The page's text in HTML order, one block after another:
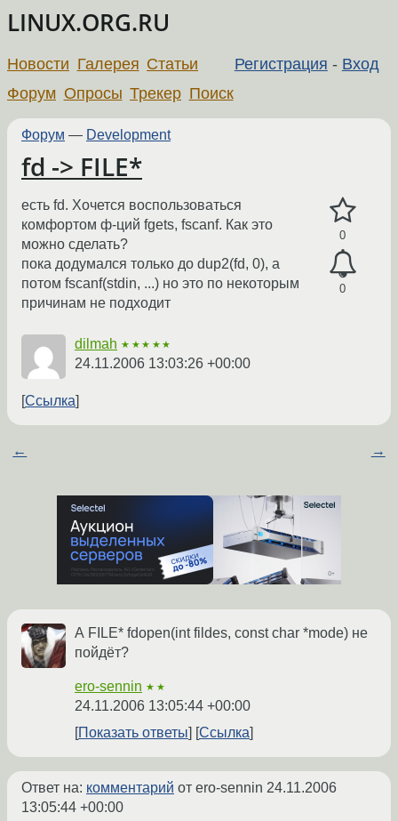
LINUX.ORG.RU
Регистрация - Вход
Новости Галерея Статьи
Форум Опросы Трекер Поиск
Форум — Development
fd -> FILE*
0
0
есть fd. Хочется воспользоваться
комфортом ф-ций fgets, fscanf. Как это
можно сделать?
пока додумался только до dup2(fd, 0), а
потом fscanf(stdin, ...) но это по некоторым
причинам не подходит
dilmah ★★★★★
24.11.2006 13:03:26 +00:00
Ссылка
← →
А FILE* fdopen(int fildes, const char *mode) не
пойдёт?
ero-sennin ★★
24.11.2006 13:05:44 +00:00
Показать ответы
Ссылка
Ответ на: комментарий от ero-sennin 24.11.2006
13:05:44 +00:00